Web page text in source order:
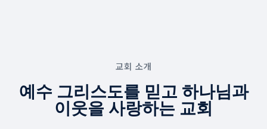
교회 소개
예수 그리스도를 믿고 하나님과
이웃을 사랑하는 교회